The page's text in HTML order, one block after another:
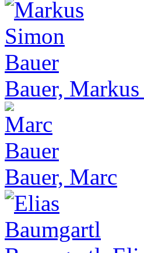
Bauer,
Bauer, Marc